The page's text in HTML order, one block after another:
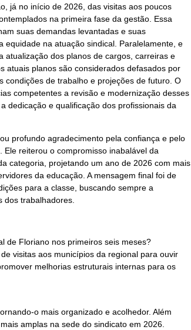
já no início de 2026, das visitas aos poucos
na primeira fase da gestão. Essa
suas demandas levantadas e suas
na atuação sindical. Paralelamente, e
atualização dos planos de cargos, carreiras e
atuais planos são considerados defasados por
condições de trabalho e projeções de futuro. O
competentes a revisão e modernização desses
dedicação e qualificação dos profissionais da
profundo agradecimento pela confiança e pelo
reiterou o compromisso inabalável da
categoria, projetando um ano de 2026 com mais
da educação. A mensagem final foi de
para a classe, buscando sempre a
dos trabalhadores.
de Floriano nos primeiros seis meses?
visitas aos municípios da regional para ouvir
melhorias estruturais internas para os
o mais organizado e acolhedor. Além
amplas na sede do sindicato em 2026.